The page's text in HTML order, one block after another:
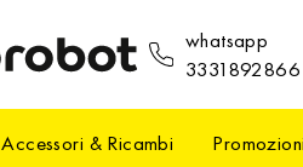
whatsapp
3331892866
Accessori & Ricambi Promozioni